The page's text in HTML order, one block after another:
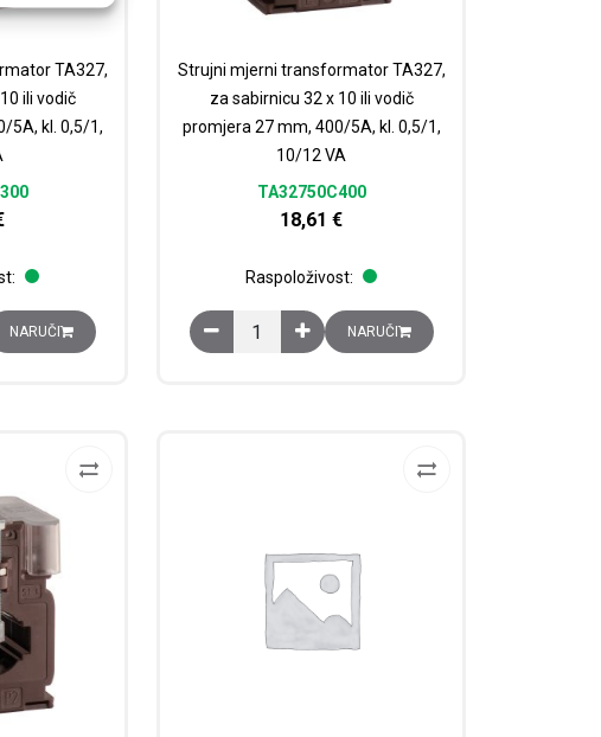
promjera 27 mm, 250/5A, kl. 0,5/1, 6/8 VA količina
TA327,
ili vodič
5A, kl. 0,5/1,
TA327, za sabirnicu 32 x 10 ili vodič promjera 27 mm, 300/5A, kl.
NARUČI
Strujni mjerni transformator TA327,
za sabirnicu 32 x 10 ili vodič
promjera 27 mm, 400/5A, kl. 0,5/1,
10/12 VA
TA32750C400
18,61 €
Raspoloživost:
Strujni mjerni transformator TA327, za
NARUČI